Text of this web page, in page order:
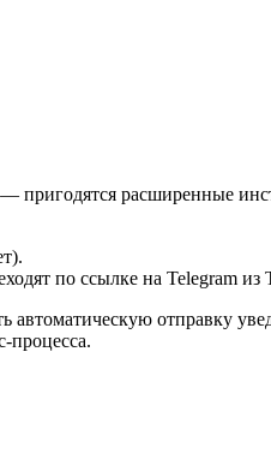
— пригодятся расширенные
по ссылке на Telegram из
отправку
процесса.